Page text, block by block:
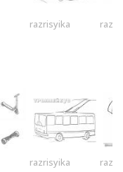
razrisyika
razrisyika